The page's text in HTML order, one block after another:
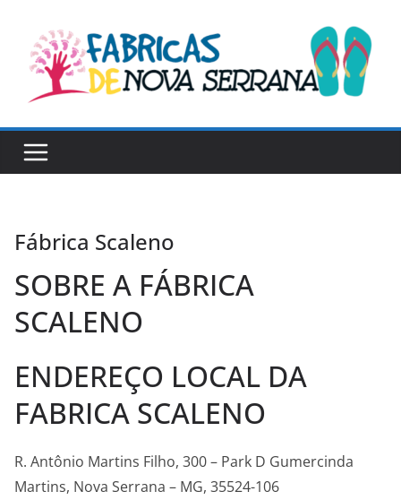
content
Fábrica Scaleno
SOBRE A FÁBRICA
SCALENO
ENDEREÇO LOCAL DA
FABRICA SCALENO
R. Antônio Martins Filho, 300 – Park D Gumercinda
Martins, Nova Serrana – MG, 35524-106